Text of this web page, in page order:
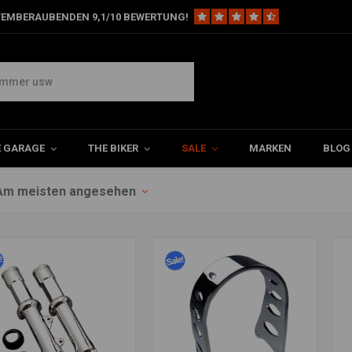
9,1/10 BEWERTUNG!
GARAGE THE BIKER SALE MARKEN BLOG
meisten angesehen